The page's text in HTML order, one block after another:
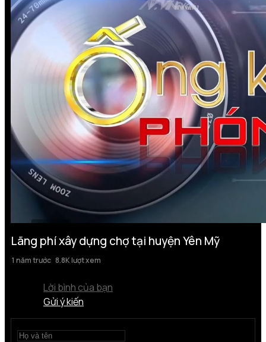
Lãng phí xây dựng chợ tại huyện Yên Mỹ
1 năm trước 8.8K lượt xem
Lời bình của bạn
Gửi ý kiến